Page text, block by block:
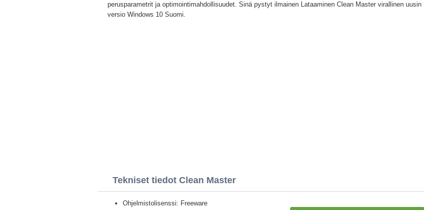
perusparametrit ja optimointimahdollisuudet. Sinä pystyt ilmainen Lataaminen Clean Master virallinen uusin
versio Windows 10 Suomi.
Tekniset tiedot Clean Master
Ohjelmistolisenssi: Freeware